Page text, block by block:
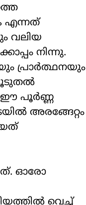
എന്നത്
വലിയ
നിന്നു.
പ്രാർത്ഥനയും
ഈ പൂർണ്ണ
അരങ്ങേറ്റം
ഓരോ
വെച്ച്